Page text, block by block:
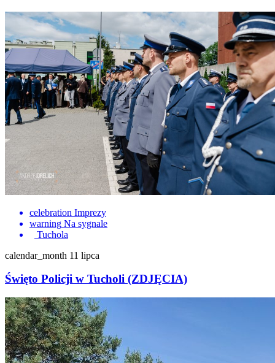
celebration Imprezy
warning Na sygnale
Tuchola
calendar_month 11 lipca
Święto Policji w Tucholi (ZDJĘCIA)